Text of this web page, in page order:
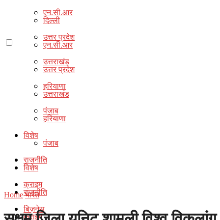
एन.सी.आर
उत्तर प्रदेश
उत्तराखंड
हरियाणा
पंजाब
विशेष
राजनीति
क्राइम
बिज़नेस
दिल्ली
एन.सी.आर
उत्तर प्रदेश
उत्तराखंड
हरियाणा
पंजाब
विशेष
राजनीति
क्राइम
Home भारत